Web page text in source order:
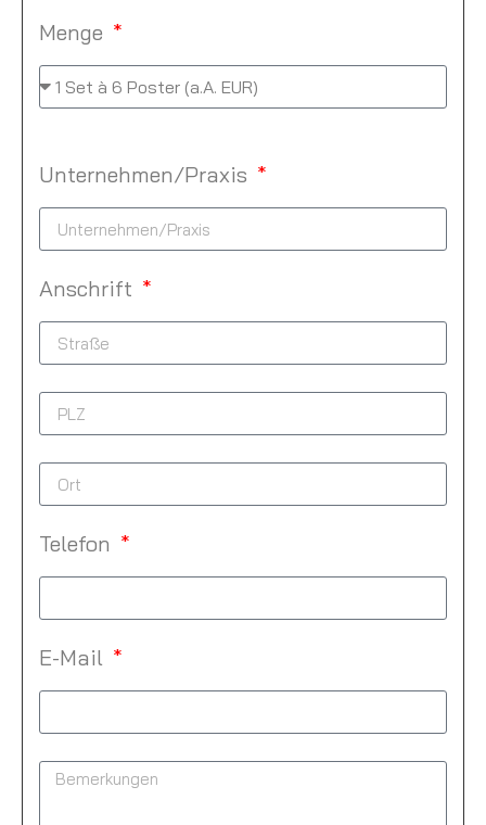
Menge
Unternehmen/Praxis
Anschrift
Telefon
E-Mail